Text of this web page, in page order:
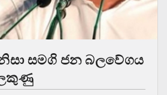
සමගි ජන බලවේගය